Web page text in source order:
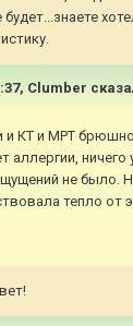
Clumber
и КТ и МРТ
аллергии, ничего
не было.
тепло от